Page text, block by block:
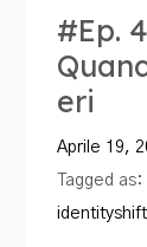
Book Club
Blog
Contatti
#Ep.
eri
Aprile 19,
Tagged as:
identityshift